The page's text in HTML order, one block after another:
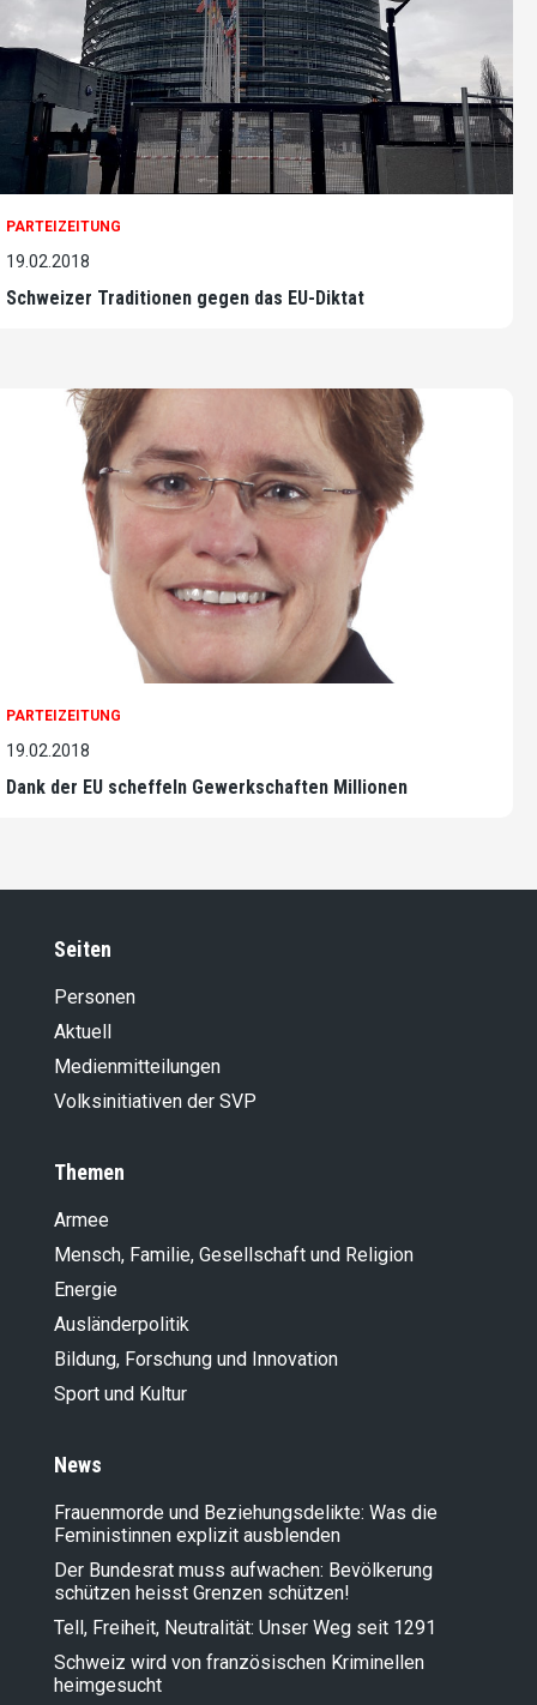
PARTEIZEITUNG
19.02.2018
Schweizer Traditionen gegen das EU-Diktat
PARTEIZEITUNG
19.02.2018
Dank der EU scheffeln Gewerkschaften Millionen
Seiten
Personen
Aktuell
Medienmitteilungen
Volksinitiativen der SVP
Themen
Armee
Mensch, Familie, Gesellschaft und Religion
Energie
Ausländer­politik
Bildung, Forschung und Innovation
Sport und Kultur
News
Frauenmorde und Beziehungsdelikte: Was die
Feministinnen explizit ausblenden
Der Bundesrat muss aufwachen: Bevölkerung
schützen heisst Grenzen schützen!
Tell, Freiheit, Neutralität: Unser Weg seit 1291
Schweiz wird von französischen Kriminellen
heimgesucht